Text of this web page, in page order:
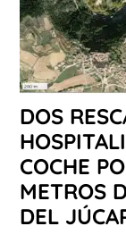
DOS
COCHE
METROS
DEL